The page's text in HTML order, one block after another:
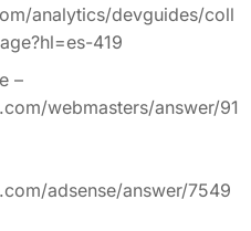
analytics/devguides/coll
419
–
webmasters/answer/91
adsense/answer/7549